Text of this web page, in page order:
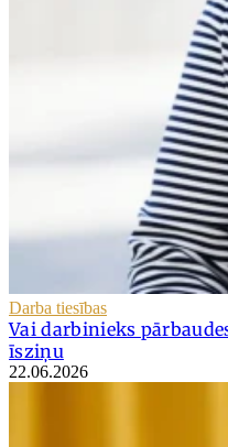
Darba tiesības
Vai darbinieks
īsziņu
22.06.2026